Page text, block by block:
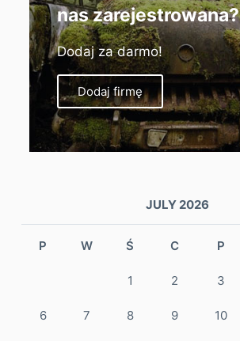
nas zarejestrowana?
Dodaj za darmo!
Dodaj firmę
JULY 2026
P W Ś C P
1 2 3
6 7 8 9 10